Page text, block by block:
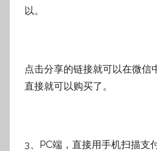
以。
点击分享的链接就可以在微信
直接就可以购买了。
3、PC端，直接用手机扫描支